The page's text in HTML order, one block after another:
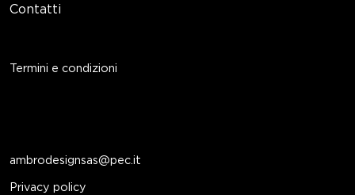
Contatti
Termini e condizioni
ambrodesignsas@pec.it
Privacy policy